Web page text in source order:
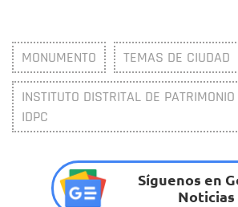
MONUMENTO TEMAS DE CIUDAD
INSTITUTO DISTRITAL DE
IDPC
Síguenos en
Noticias